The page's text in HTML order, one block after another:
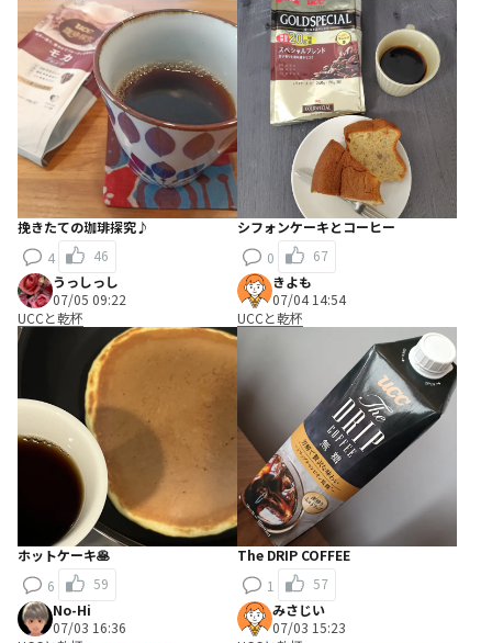
挽きたての珈琲探究♪
4
46
シフォンケーキとコーヒー
0
67
うっしっし
07/05 09:22
UCCと乾杯
ホットケーキ🥞
6
59
きよも
07/04 14:54
UCCと乾杯
The DRIP COFFEE
1
57
No-Hi
07/03 16:36
みさじい
07/03 15:23